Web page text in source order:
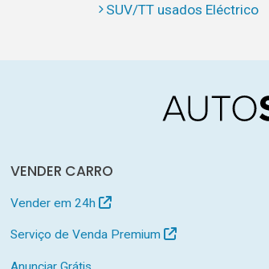
SUV/TT usados Eléctrico
VENDER CARRO
Vender em 24h
Serviço de Venda Premium